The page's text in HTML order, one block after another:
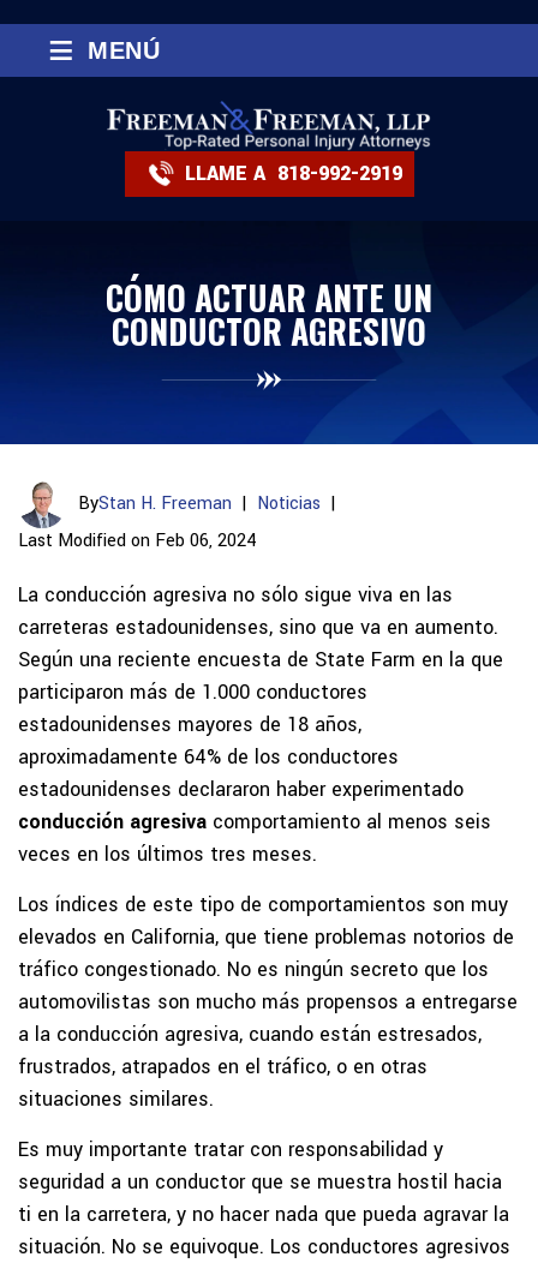
LLAME A 818-992-2919
≡ MENÚ
CÓMO ACTUAR ANTE UN
CONDUCTOR AGRESIVO
ByStan H. Freeman | Noticias |
Last Modified on Feb 06, 2024
La conducción agresiva no sólo sigue viva en las
carreteras estadounidenses, sino que va en aumento.
Según una reciente encuesta de State Farm en la que
participaron más de 1.000 conductores
estadounidenses mayores de 18 años,
aproximadamente 64% de los conductores
estadounidenses declararon haber experimentado
conducción agresiva comportamiento al menos seis
veces en los últimos tres meses.
Los índices de este tipo de comportamientos son muy
elevados en California, que tiene problemas notorios de
tráfico congestionado. No es ningún secreto que los
automovilistas son mucho más propensos a entregarse
a la conducción agresiva, cuando están estresados,
frustrados, atrapados en el tráfico, o en otras
situaciones similares.
Es muy importante tratar con responsabilidad y
seguridad a un conductor que se muestra hostil hacia
ti en la carretera, y no hacer nada que pueda agravar la
situación. No se equivoque. Los conductores agresivos